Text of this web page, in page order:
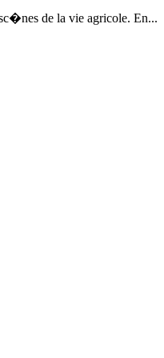
de la vie agricole. En...